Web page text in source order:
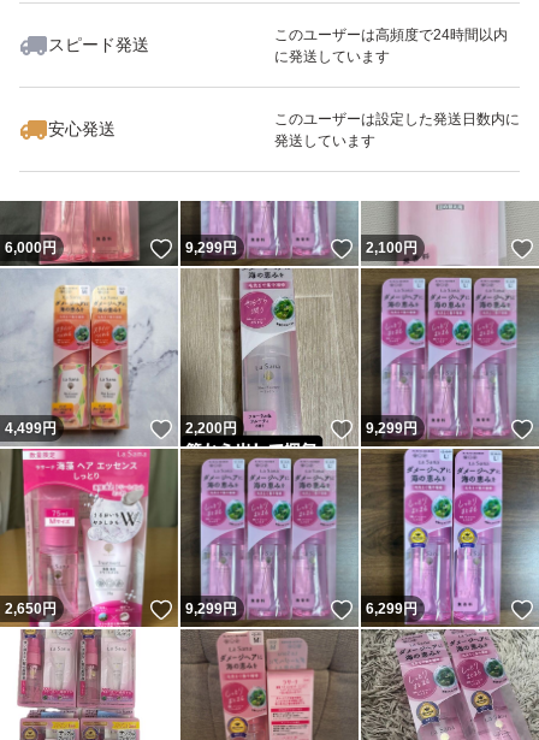
スピード発送
このユーザーは高頻度で24時間以内
に発送しています
安心発送
このユーザーは設定した発送日数内に
発送しています
いいね！
2,480
6,000円 いいね！
9,299円 いいね！
2,100円
4,499円 いいね！
2,200円 いいね！
9,299円
2,650円 いいね！
9,299円 いいね！
6,299円